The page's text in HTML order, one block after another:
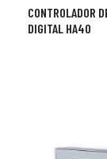
CONTROLADOR
DIGITAL HA40